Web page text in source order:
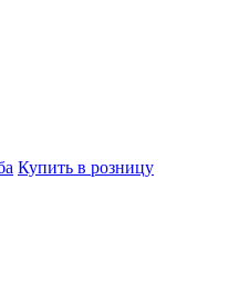
Купить в розницу